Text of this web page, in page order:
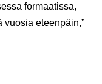
formaatissa,
vuosia eteenpäin,”